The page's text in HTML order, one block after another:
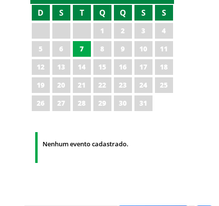
D S T Q Q S S
1 2 3
4
5
6 7 8 9 10
11
12
13 14 15 16 17
18
19
20 21 22 23 24
25
26
27 28 29 30 31
Nenhum evento cadastrado.